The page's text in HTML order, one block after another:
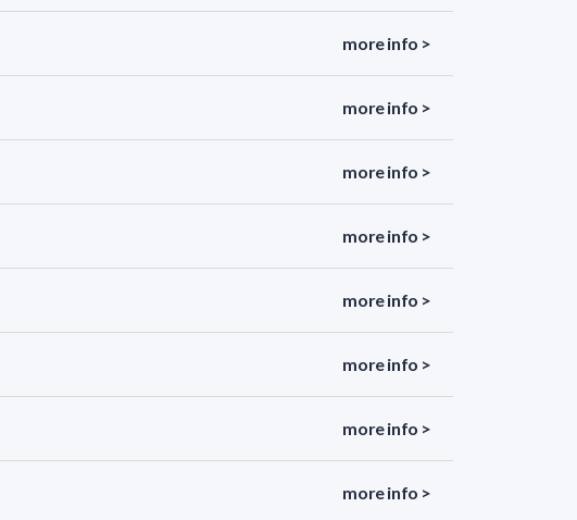
more info >
more info >
more info >
more info >
more info >
more info >
more info >
more info >